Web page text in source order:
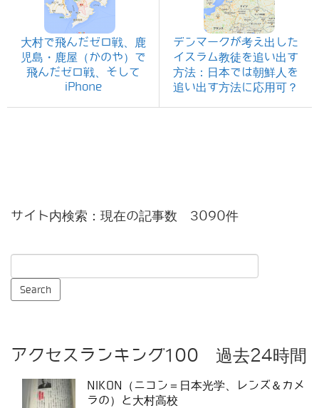
大村で飛んだゼロ戦、鹿
児島・鹿屋（かのや）で
飛んだゼロ戦、そして
iPhone
デンマークが考え出した
イスラム教徒を追い出す
方法：日本では朝鮮人を
追い出す方法に応用可？
サイト内検索：現在の記事数 3090件
アクセスランキング100 過去24時間
NIKON（ニコン＝日本光学、レンズ＆カメ
ラの）と大村高校